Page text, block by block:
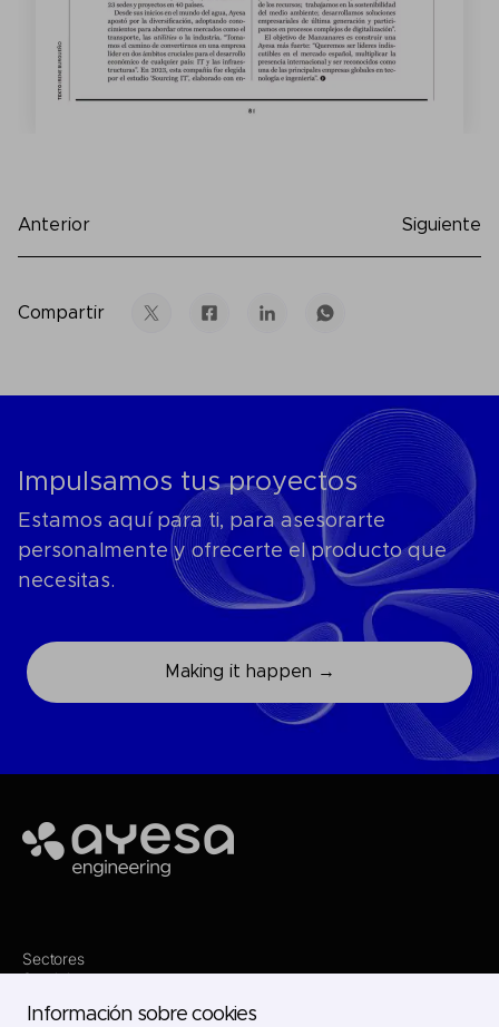
Anterior Siguiente
Compartir
Impulsamos tus proyectos
Estamos aquí para ti, para asesorarte
personalmente y ofrecerte el producto que
necesitas.
Making it happen →
Ayesa
Sectores
Servicios
Proyectos
Información sobre cookies